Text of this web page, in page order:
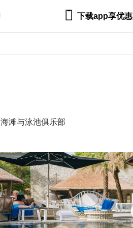
 下载app享优惠
海滩与泳池俱乐部